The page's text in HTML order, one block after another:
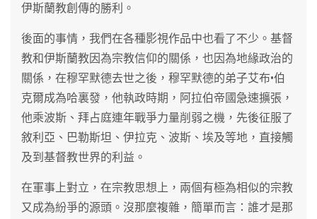
伊斯蘭教創傳的勝利。
後面的事情，我們在各種影視作品中也看了不少。基督
教和伊斯蘭教因為宗教信仰的關係，也因為地緣政治的
關係，在穆罕默德去世之後，穆罕默德的弟子艾布•伯
克爾成為哈裏發，他執政時期，阿拉伯帝國急速擴張，
他乘波斯、拜占庭連年戰爭力量削弱之機，先後征服了
敘利亞、巴勒斯坦、伊拉克、波斯、埃及等地，直接觸
及到基督教世界的利益。
在軍事上對立，在宗教思想上，兩個有極為相似的宗教
又成為紛爭的源頭。沒那麼複雜，簡單而言：誰才是那